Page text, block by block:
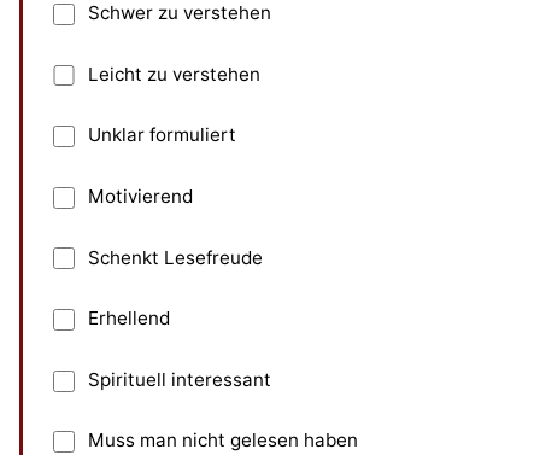
Schwer zu verstehen
Leicht zu verstehen
Unklar formuliert
Motivierend
Schenkt Lesefreude
Erhellend
Spirituell interessant
Muss man nicht gelesen haben